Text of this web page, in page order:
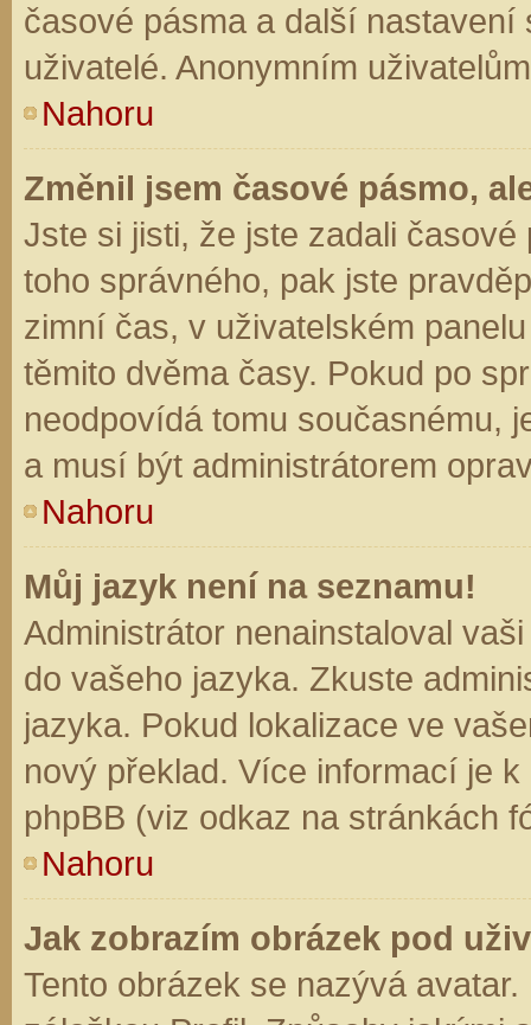
časové pásma a další
uživatelé. Anonymním
Nahoru
Změnil jsem časové pásmo,
Jste si jisti, že jste zadali
toho správného, pak jste
zimní čas, v uživatelském
těmito dvěma časy. Pokud po
neodpovídá tomu současnému,
a musí být administrátorem
Nahoru
Můj jazyk není na seznamu!
Administrátor nenainstaloval
do vašeho jazyka. Zkuste
jazyka. Pokud lokalizace ve
nový překlad. Více informací je
phpBB (viz odkaz na stránkách
Nahoru
Jak zobrazím obrázek pod
Tento obrázek se nazývá